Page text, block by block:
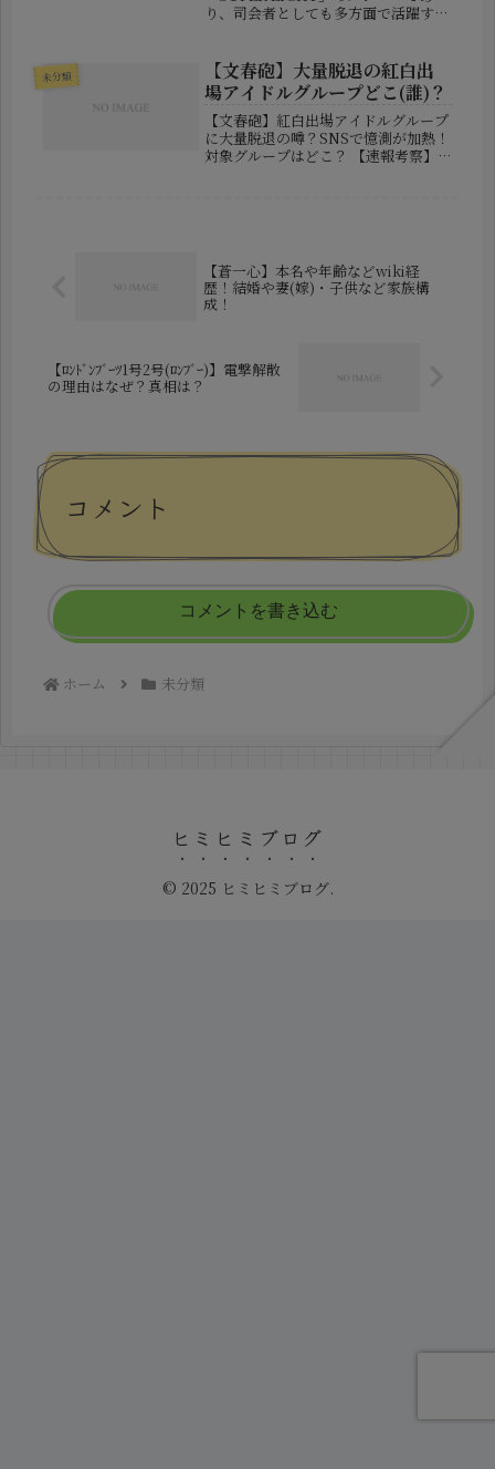
り、司会者としても多方面で活躍する
「ついにヒナちゃんが！」「信じられ
ないけど嬉しい」と祝福...
未分類
【文春砲】大量脱退の紅白出
場アイドルグループどこ(誰)？
【文春砲】紅白出場アイドルグループ
に大量脱退の噂？SNSで憶測が加熱！
対象グループはどこ？ 【速報考察】
【蒼一心】本名や年齢などwiki経
歴！結婚や妻(嫁)・子供など家族構
成！
【ﾛﾝﾄﾞﾝﾌﾞｰﾂ1号2号(ﾛﾝﾌﾞｰ)】電撃解散
の理由はなぜ？真相は？
コメント
コメントを書き込む
ホーム 未分類
ヒミヒミブログ
© 2025 ヒミヒミブログ.